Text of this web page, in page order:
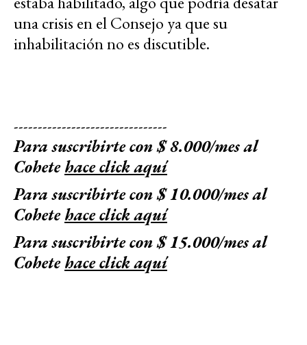
una crisis en el Consejo ya que su
inhabilitación no es discutible.
--------------------------------
Para suscribirte con $ 8.000/mes al
Cohetehace click aquí
Para suscribirte con $ 10.000/mes al
Cohetehace click aquí
Para suscribirte con $ 15.000/mes al
Cohetehace click aquí